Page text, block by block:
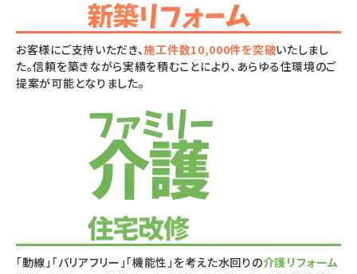
お客様にご支持いただき、施工件数10,000件を突破いたしまし
た。信頼を築きながら実績を積むことにより、あらゆる住環境のご
提案が可能となりました。
「動線」「バリアフリー」「機能性」を考えた水回りの介護リフォーム